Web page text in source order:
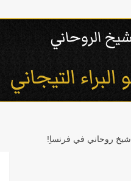
شيخ روحاني في فرنساِ!